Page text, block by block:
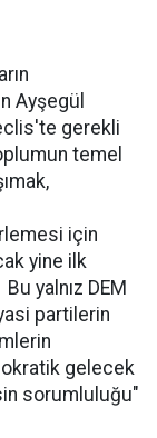
Ayşegül
gerekli
temel
için
yine ilk
yalnız DEM
partilerin
gelecek
sorumluluğu"